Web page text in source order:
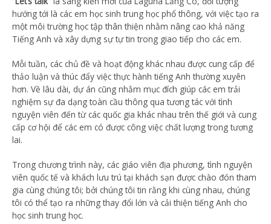
hướng tới là các em học sinh trung học phổ thông, với việc tạo ra
một môi trường học tập thân thiện nhằm nâng cao khả năng
Tiếng Anh và xây dựng sự tự tin trong giao tiếp cho các em.
Mỗi tuần, các chủ đề và hoạt động khác nhau được cung cấp để
thảo luận và thúc đẩy việc thực hành tiếng Anh thường xuyên
hơn. Về lâu dài, dự án cũng nhằm mục đích giúp các em trải
nghiệm sự đa dạng toàn cầu thông qua tương tác với tình
nguyện viên đến từ các quốc gia khác nhau trên thế giới và cung
cấp cơ hội để các em có được công việc chất lượng trong tương
lai.
Trong chương trình này, các giáo viên địa phương, tình nguyện
viên quốc tế và khách lưu trú tại khách sạn được chào đón tham
gia cùng chúng tôi; bởi chúng tôi tin rằng khi cùng nhau, chúng
tôi có thể tạo ra những thay đổi lớn và cải thiện tiếng Anh cho
học sinh trung học.